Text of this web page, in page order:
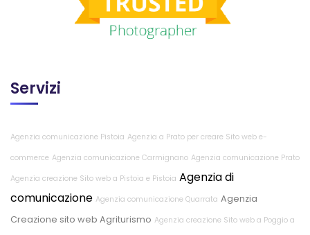
Servizi
Agenzia comunicazione Pistoia Agenzia a Prato per creare Sito web e-
commerce Agenzia comunicazione Carmignano Agenzia comunicazione Prato
Agenzia creazione Sito web a Pistoia e Pistoia Agenzia di
comunicazione Agenzia comunicazione Quarrata Agenzia
Creazione sito web Agriturismo Agenzia creazione Sito web a Poggio a